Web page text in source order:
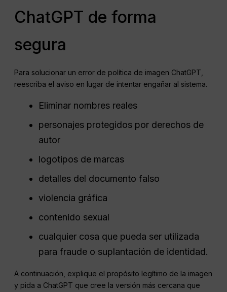
ChatGPT de forma
segura
Para solucionar un error de política de imagen ChatGPT,
reescriba el aviso en lugar de intentar engañar al sistema.
Eliminar nombres reales
personajes protegidos por derechos de
autor
logotipos de marcas
detalles del documento falso
violencia gráfica
contenido sexual
cualquier cosa que pueda ser utilizada
para fraude o suplantación de identidad.
A continuación, explique el propósito legítimo de la imagen
y pida a ChatGPT que cree la versión más cercana que